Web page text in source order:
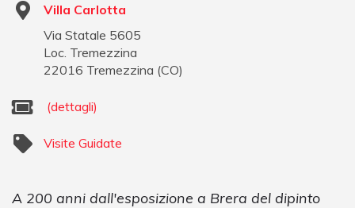
Villa Carlotta
Via Statale 5605
Loc. Tremezzina
22016 Tremezzina (CO)
(dettagli)
Visite Guidate
A 200 anni dall'esposizione a Brera del dipinto